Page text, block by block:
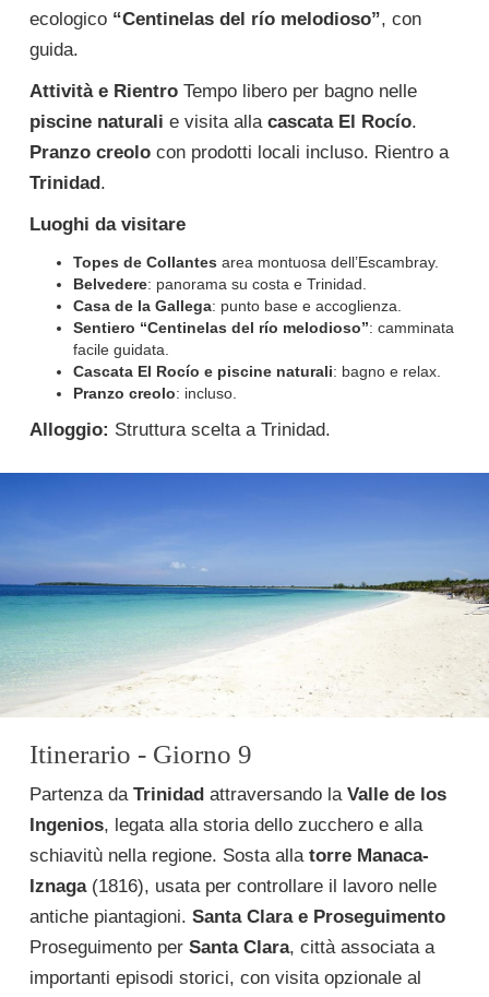
ecologico “Centinelas del río melodioso”, con
guida.
Attività e Rientro Tempo libero per bagno nelle
piscine naturali e visita alla cascata El Rocío.
Pranzo creolo con prodotti locali incluso. Rientro a
Trinidad.
Luoghi da visitare
Topes de Collantes area montuosa dell’Escambray.
Belvedere: panorama su costa e Trinidad.
Casa de la Gallega: punto base e accoglienza.
Sentiero “Centinelas del río melodioso”: camminata
facile guidata.
Cascata El Rocío e piscine naturali: bagno e relax.
Pranzo creolo: incluso.
Alloggio: Struttura scelta a Trinidad.
Itinerario - Giorno 9
Partenza da Trinidad attraversando la Valle de los
Ingenios, legata alla storia dello zucchero e alla
schiavitù nella regione. Sosta alla torre Manaca-
Iznaga(1816), usata per controllare il lavoro nelle
antiche piantagioni. Santa Clara e Proseguimento
Proseguimento per Santa Clara, città associata a
importanti episodi storici, con visita opzionale al